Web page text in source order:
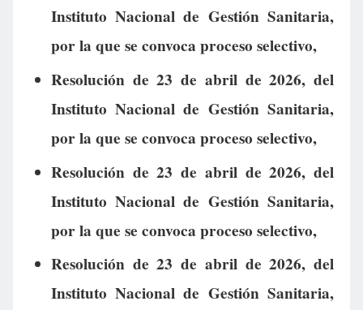
Instituto Nacional de Gestión Sanitaria,
por la que se convoca proceso selectivo,
Resolución de 23 de abril de 2026, del
Instituto Nacional de Gestión Sanitaria,
por la que se convoca proceso selectivo,
Resolución de 23 de abril de 2026, del
Instituto Nacional de Gestión Sanitaria,
por la que se convoca proceso selectivo,
Resolución de 23 de abril de 2026, del
Instituto Nacional de Gestión Sanitaria,